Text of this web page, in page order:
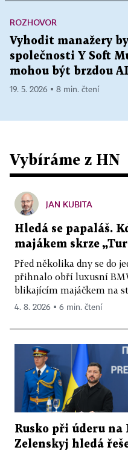
ROZHOVOR
Vyhodit manažery
společnosti Y Soft
mohou být brzdou
19. 5. 2026 ▪ 8 min. čtení
Vybíráme z HN
JAN KUBITA
Hledá se papaláš.
majákem skrze
Před několika dny se do
přihnalo obří luxusní
blikajícím majáčkem na
4. 8. 2026 ▪ 6 min. čtení
Rusko při úderu na
Zelenskyj hledá